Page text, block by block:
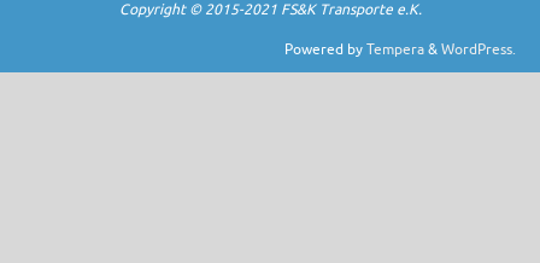
Copyright © 2015-2021 FS&K Transporte e.K.
Powered byTempera&WordPress.